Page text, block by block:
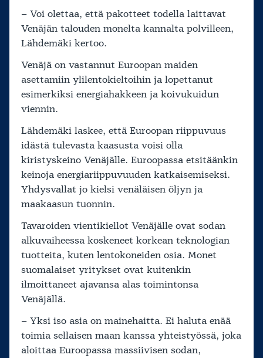
– Voi olettaa, että pakotteet todella laittavat
Venäjän talouden monelta kannalta polvilleen,
Lähdemäki kertoo.
Venäjä on vastannut Euroopan maiden
asettamiin ylilentokieltoihin ja lopettanut
esimerkiksi energiahakkeen ja koivukuidun
viennin.
Lähdemäki laskee, että Euroopan riippuvuus
idästä tulevasta kaasusta voisi olla
kiristyskeino Venäjälle. Euroopassa etsitäänkin
keinoja energiariippuvuuden katkaisemiseksi.
Yhdysvallat jo kielsi venäläisen öljyn ja
maakaasun tuonnin.
Tavaroiden vientikiellot Venäjälle ovat sodan
alkuvaiheessa koskeneet korkean teknologian
tuotteita, kuten lentokoneiden osia. Monet
suomalaiset yritykset ovat kuitenkin
ilmoittaneet ajavansa alas toimintonsa
Venäjällä.
– Yksi iso asia on mainehaitta. Ei haluta enää
toimia sellaisen maan kanssa yhteistyössä, joka
aloittaa Euroopassa massiivisen sodan,